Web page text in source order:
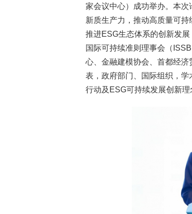
家会议中心）成功举办。本
新质生产力，推动高质量可持
推进ESG生态体系的创新发
国际可持续准则理事会（
心、金融建模协会、首都经
表，政府部门、国际组织，
行动及ESG可持续发展创新理